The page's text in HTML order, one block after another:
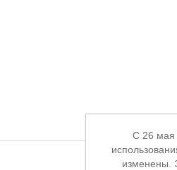
C 26 мая
изменены.